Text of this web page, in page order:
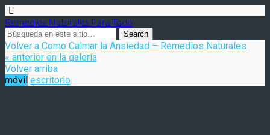
Remedios Naturales Para Todo
Volver a Como Calmar la Ansiedad – Remedios Naturales
« anterior en la galería
Volver arriba
móvil escritorio